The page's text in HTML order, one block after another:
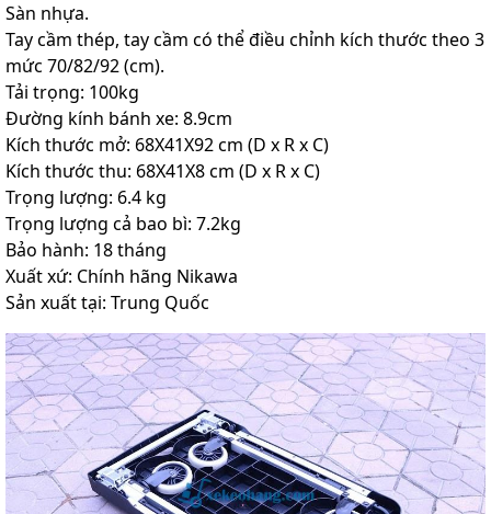
Sàn nhựa.
Tay cầm thép, tay cầm có thể điều chỉnh kích thước theo 3
mức 70/82/92 (cm).
Tải trọng: 100kg
Đường kính bánh xe: 8.9cm
Kích thước mở: 68X41X92 cm (D x R x C)
Kích thước thu: 68X41X8 cm (D x R x C)
Trọng lượng: 6.4 kg
Trọng lượng cả bao bì: 7.2kg
Bảo hành: 18 tháng
Xuất xứ: Chính hãng Nikawa
Sản xuất tại: Trung Quốc